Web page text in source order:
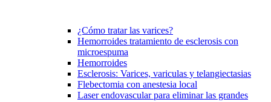
¿Cómo tratar las varices?
Hemorroides tratamiento de esclerosis con
microespuma
Hemorroides
Esclerosis: Varices, variculas y telangiectasias
Flebectomia con anestesia local
Laser endovascular para eliminar las grandes